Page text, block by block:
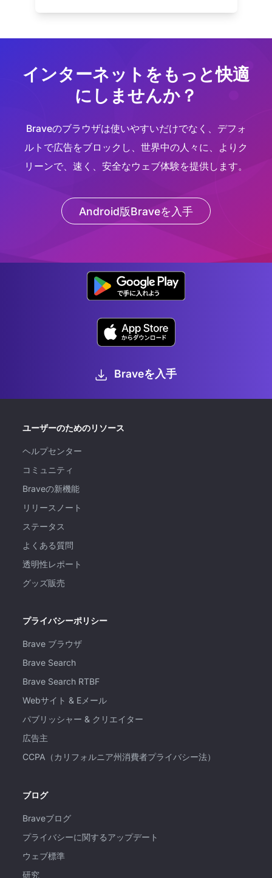
インターネットをもっと快適
にしませんか？
Braveのブラウザは使いやすいだけでなく、デフォ
ルトで広告をブロックし、世界中の人々に、よりク
リーンで、速く、安全なウェブ体験を提供します。
Android版Braveを入手
Braveを入手
ユーザーのためのリソース
ヘルプセンター
コミュニティ
Braveの新機能
リリースノート
ステータス
よくある質問
透明性レポート
グッズ販売
プライバシーポリシー
Brave ブラウザ
Brave Search
Brave Search RTBF
Webサイト & Eメール
パブリッシャー & クリエイター
広告主
CCPA（カリフォルニア州消費者プライバシー法）
ブログ
Braveブログ
プライバシーに関するアップデート
ウェブ標準
研究